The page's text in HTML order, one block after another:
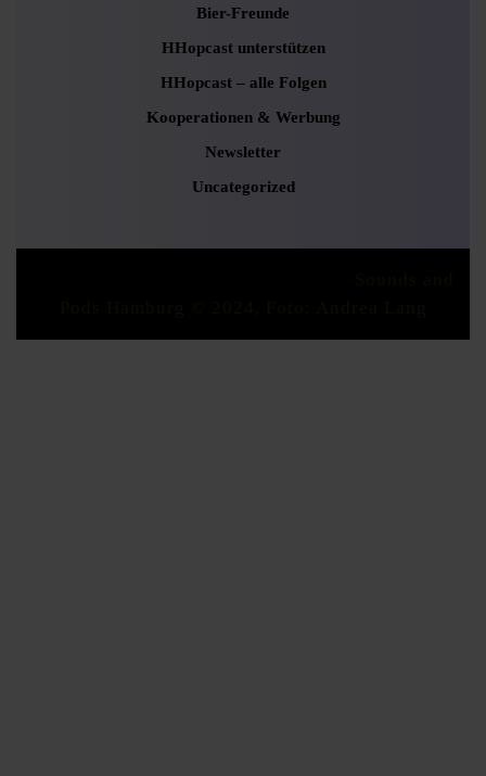
Bier-Freunde
HHopcast unterstützen
HHopcast – alle Folgen
Kooperationen & Werbung
Newsletter
Uncategorized
Scroll